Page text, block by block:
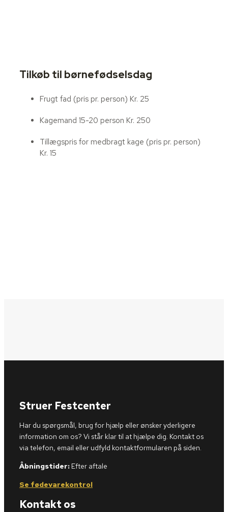
Tilkøb til børnefødselsdag
Frugt fad (pris pr. person) Kr. 25
Kagemand 15-20 person Kr. 250
Tillægspris for medbragt kage (pris pr. person)
Kr. 15
Struer Festcenter
Har du spørgsmål, brug for hjælp eller ønsker yderligere
information om os? Vi står klar til at hjælpe dig. Kontakt os
via telefon, email eller udfyld kontaktformularen på siden.
Åbningstider: Efter aftale
Se fødevarekontrol
Kontakt os